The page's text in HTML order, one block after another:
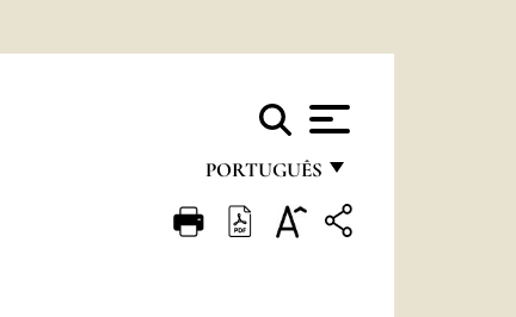
PORTUGUÊS
FRANÇAIS